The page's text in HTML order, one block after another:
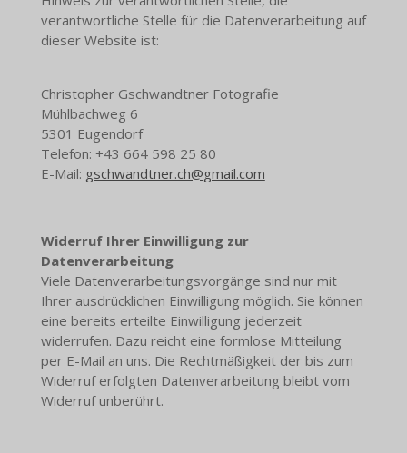
verantwortliche Stelle für die Datenverarbeitung auf
dieser Website ist:
Christopher Gschwandtner Fotografie
Mühlbachweg 6
5301 Eugendorf
Telefon: +43 664 598 25 80
E-Mail: gschwandtner.ch@gmail.com
Widerruf Ihrer Einwilligung zur
Datenverarbeitung
Viele Datenverarbeitungsvorgänge sind nur mit
Ihrer ausdrücklichen Einwilligung möglich. Sie können
eine bereits erteilte Einwilligung jederzeit
widerrufen. Dazu reicht eine formlose Mitteilung
per E-Mail an uns. Die Rechtmäßigkeit der bis zum
Widerruf erfolgten Datenverarbeitung bleibt vom
Widerruf unberührt.